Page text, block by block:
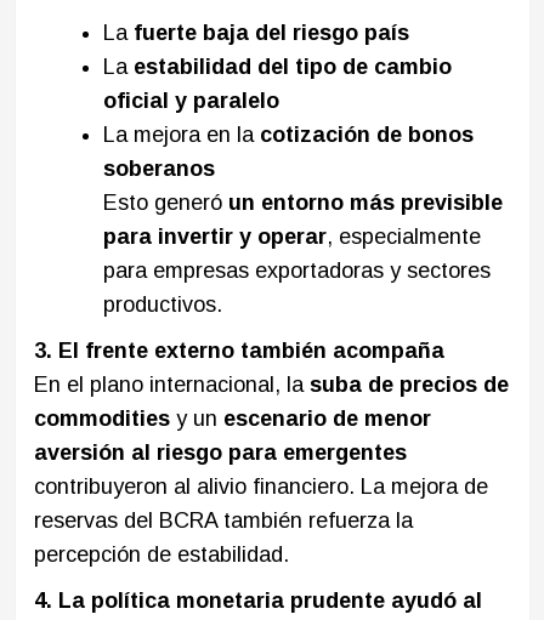
La fuerte baja del riesgo país
La estabilidad del tipo de cambio
oficial y paralelo
La mejora en la cotización de bonos
soberanos
Esto generó un entorno más previsible
para invertir y operar, especialmente
para empresas exportadoras y sectores
productivos.
3. El frente externo también acompaña
En el plano internacional, la suba de precios de
commoditiesy un escenario de menor
aversión al riesgo para emergentes
contribuyeron al alivio financiero. La mejora de
reservas del BCRA también refuerza la
percepción de estabilidad.
4. La política monetaria prudente ayudó al